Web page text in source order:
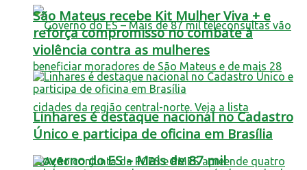
Governo do ES – Mais de 87 mil
São Mateus recebe Kit Mulher Viva + e
reforça compromisso no combate à
violência contra as mulheres
Linhares é destaque nacional no Cadastro
Único e participa de oficina em Brasília